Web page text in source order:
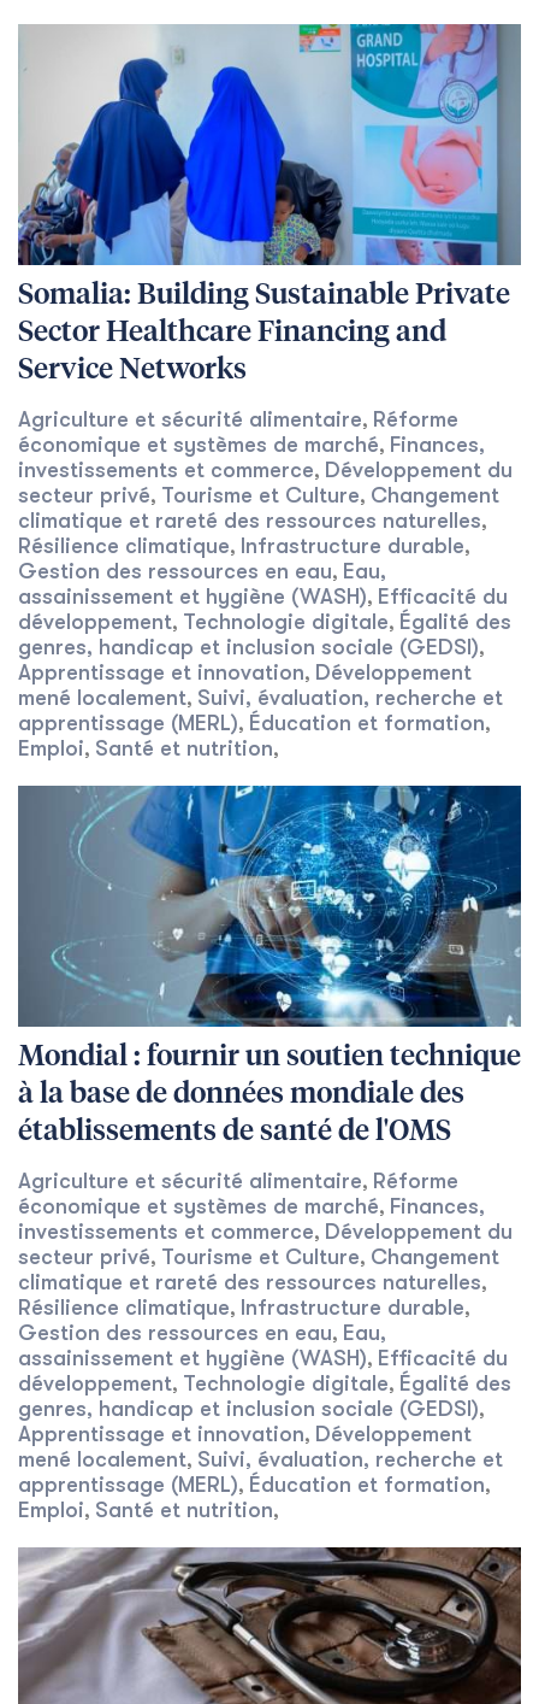
Somalia: Building Sustainable Private
Sector Healthcare Financing and
Service Networks
Agriculture et sécurité alimentaire, Réforme
économique et systèmes de marché, Finances,
investissements et commerce, Développement du
secteur privé, Tourisme et Culture, Changement
climatique et rareté des ressources naturelles,
Résilience climatique, Infrastructure durable,
Gestion des ressources en eau, Eau,
assainissement et hygiène (WASH), Efficacité du
développement, Technologie digitale, Égalité des
genres, handicap et inclusion sociale (GEDSI),
Apprentissage et innovation, Développement
mené localement, Suivi, évaluation, recherche et
apprentissage (MERL), Éducation et formation,
Emploi, Santé et nutrition,
Mondial : fournir un soutien technique
à la base de données mondiale des
établissements de santé de l'OMS
Agriculture et sécurité alimentaire, Réforme
économique et systèmes de marché, Finances,
investissements et commerce, Développement du
secteur privé, Tourisme et Culture, Changement
climatique et rareté des ressources naturelles,
Résilience climatique, Infrastructure durable,
Gestion des ressources en eau, Eau,
assainissement et hygiène (WASH), Efficacité du
développement, Technologie digitale, Égalité des
genres, handicap et inclusion sociale (GEDSI),
Apprentissage et innovation, Développement
mené localement, Suivi, évaluation, recherche et
apprentissage (MERL), Éducation et formation,
Emploi, Santé et nutrition,